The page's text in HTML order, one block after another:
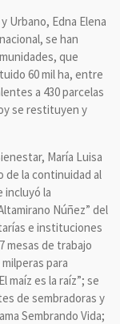
Urbano, Edna Elena
se han
que
60 mil ha, entre
a 430 parcelas
se restituyen y
María Luisa
de la continuidad al
incluyó la
Núñez” del
e instituciones
mesas de trabajo
para
maíz es la raíz”; se
de sembradoras y
Sembrando Vida;